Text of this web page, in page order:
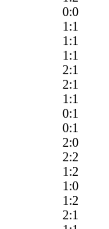
0:0
1:1
1:1
1:1
2:1
2:1
1:1
0:1
0:1
2:0
2:2
1:2
1:0
1:2
2:1